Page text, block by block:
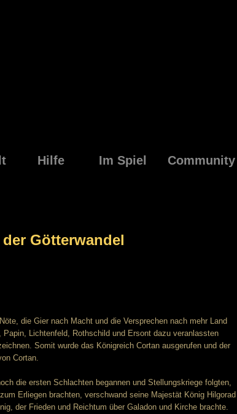
Hilfe Im Spiel Community
Götterwandel
die Gier nach Macht und die Versprechen nach mehr Land
Lichtenfeld, Rothschild und Ersont dazu veranlassten
Somit wurde das Königreich Cortan ausgerufen und der
Cortan.
die ersten Schlachten begannen und Stellungskriege folgten,
Erliegen brachten, verschwand seine Majestät König Hilgorad
der Frieden und Reichtum über Galadon und Kirche brachte.